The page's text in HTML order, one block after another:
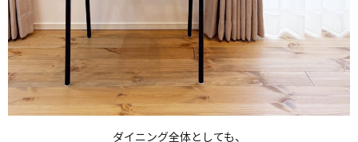
ダイニング全体としても、